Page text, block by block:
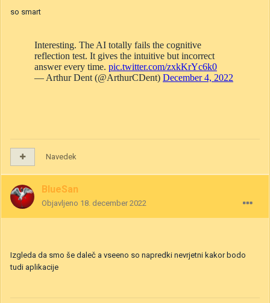
so smart
Navedek
BlueSan
Objavljeno 18. december 2022
Izgleda da smo še daleč a vseeno so napredki nevrjetni kakor bodo
tudi aplikacije